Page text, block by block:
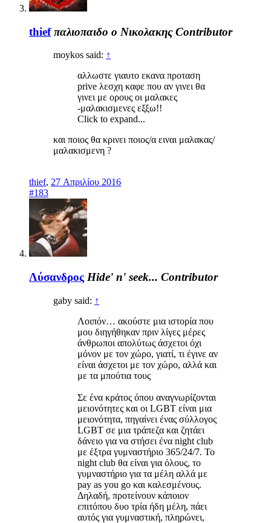
thief παλιοπαιδο ο Νικολακης Contributor
moykos said: ↑
αλλωστε γιαυτο εκανα προταση
prive λεσχη καφε που αν γινει θα
γινει με ορους οι μαλακες
-μαλακισμενες εξξω!!
Click to expand...
και ποιος θα κρινει ποιος/α ειναι μαλακας/
μαλακισμενη ?
thief, 27 Απριλίου 2016
#183
Λύσανδρος Hide' n' seek... Contributor
gaby said: ↑
Λοιπόν… ακούστε μια ιστορία που
μου διηγήθηκαν πριν λίγες μέρες
άνθρωποι απολύτως άσχετοι όχι
μόνον με τον χώρο, γιατί, τι έγινε αν
είναι άσχετοι με τον χώρο, αλλά και
με τα μπούτια τους
Σε ένα κράτος όπου αναγνωρίζονται
μειονότητες και οι LGBT είναι μια
μειονότητα, πηγαίνει ένας σύλλογος
LGBT σε μια τράπεζα και ζητάει
δάνειο για να στήσει ένα night club
με έξτρα γυμναστήριο 365/24/7. Το
night club θα είναι για όλους, το
γυμναστήριο για τα μέλη αλλά με
pay as you go και καλεσμένους.
Δηλαδή, προτείνουν κάποιον
επιτόπου δυο τρία ήδη μέλη, πάει
αυτός για γυμναστική, πληρώνει,